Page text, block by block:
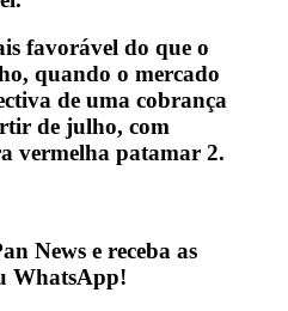
favorável do que o
quando o mercado
de uma cobrança
de julho, com
vermelha patamar 2.
News e receba as
WhatsApp!